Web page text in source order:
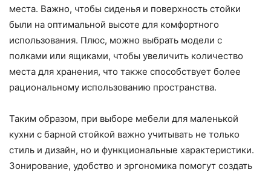
места. Важно, чтобы сиденья и поверхность стойки
были на оптимальной высоте для комфортного
использования. Плюс, можно выбрать модели с
полками или ящиками, чтобы увеличить количество
места для хранения, что также способствует более
рациональному использованию пространства.
Таким образом, при выборе мебели для маленькой
кухни с барной стойкой важно учитывать не только
стиль и дизайн, но и функциональные характеристики.
Зонирование, удобство и эргономика помогут создать